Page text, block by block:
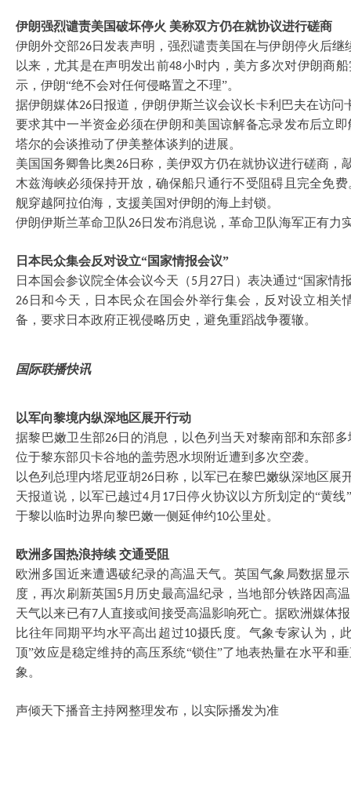
伊朗强烈谴责美国破坏停火 美称双方仍在就协议进行磋商
伊朗外交部26日发表声明，强烈谴责美国在与伊朗停火后
以来，尤其是在声明发出前48小时内，美方多次对伊朗商
示，伊朗“绝不会对任何侵略置之不理”。
据伊朗媒体26日报道，伊朗伊斯兰议会议长卡利巴夫在访问
要求其中一半资金必须在伊朗和美国谅解备忘录发布后立
塔尔的会谈推动了伊美整体谈判的进展。
美国国务卿鲁比奥26日称，美伊双方仍在就协议进行磋商，
木兹海峡必须保持开放，确保船只通行不受阻碍且完全免
舰穿越阿拉伯海，支援美国对伊朗的海上封锁。
伊朗伊斯兰革命卫队26日发布消息说，革命卫队海军正有力
日本民众集会反对设立“国家情报会议”
日本国会参议院全体会议今天（5月 27日）表决通过“国家情
26 日和今天，日本民众在国会外举行集会，反对设立相
备，要求日本政府正视侵略历史，避免重蹈战争覆辙。
国际联播快讯
以军向黎境内纵深地区展开行动
据黎巴嫩卫生部26日的消息，以色列当天对黎南部和东部
位于黎东部贝卡谷地的盖劳恩水坝附近遭到多次空袭。
以色列总理内塔尼亚胡26日称，以军已在黎巴嫩纵深地区展
天报道说，以军已越过4 月 17日停火协议以方所划定的“黄线
于黎以临时边界向黎巴嫩一侧延伸约10公里处。
欧洲多国热浪持续 交通受阻
欧洲多国近来遭遇破纪录的高温天气。英国气象局数据显
度，再次刷新英国 5月历史最高温纪录，当地部分铁路因高
天气以来已有7人直接或间接受高温影响死亡。据欧洲媒体
比往年同期平均水平高出超过10摄氏度。气象专家认为，
顶”效应是稳定维持的高压系统“锁住”了地表热量在水平和
象。
声倾天下播音主持网整理发布，以实际播发为准